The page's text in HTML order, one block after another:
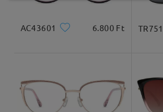
AC43601 6.800 Ft